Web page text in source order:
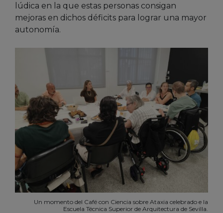
lúdica en la que estas personas consigan
mejoras en dichos déficits para lograr una mayor
autonomía.
Un momento del Café con Ciencia sobre Ataxia celebrado e la
Escuela Técnica Superior de Arquitectura de Sevilla.